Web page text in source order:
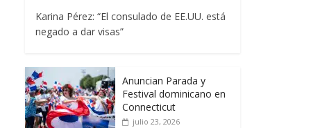
Karina Pérez: “El consulado de EE.UU. está
negado a dar visas”
Anuncian Parada y
Festival dominicano en
Connecticut
julio 23, 2026